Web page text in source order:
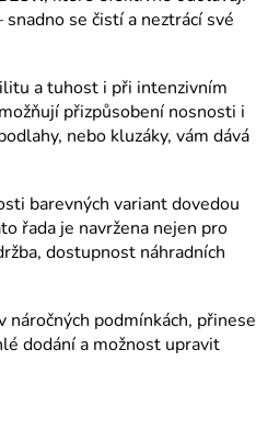
se čistí a neztrácí své
a tuhost i při intenzivním
přizpůsobení nosnosti i
nebo kluzáky, vám dává
barevných variant dovedou
řada je navržena nejen pro
dostupnost náhradních
podmínkách, přinese
dodání a možnost upravit